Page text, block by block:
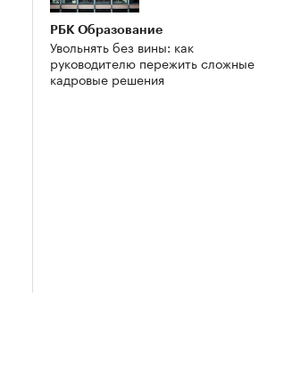
РБК Образование
Увольнять без вины: как
руководителю пережить сложные
кадровые решения